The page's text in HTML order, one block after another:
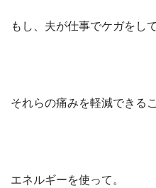
もし、夫が仕事でケガをし
それらの痛みを軽減できる
エネルギーを使って。